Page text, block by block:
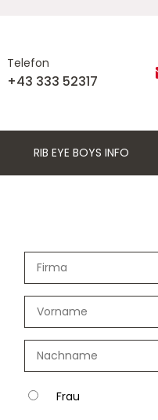
Telefon
+43 333 52317
RIB EYE BOYS INFO
Frau